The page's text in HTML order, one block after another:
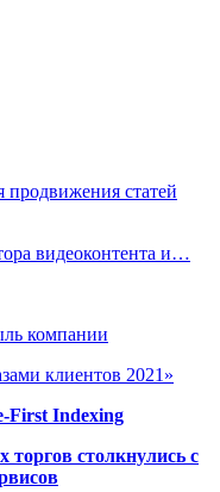
продвижения статей
видеоконтента и…
компании
клиентов 2021»
First Indexing
торгов столкнулись с